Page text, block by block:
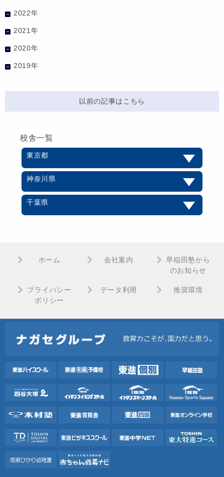
2022年
2021年
2020年
2019年
以前の記事はこちら
校舎一覧
東京都
神奈川県
千葉県
ホーム 会社案内
早稲田塾から
のお知らせ
プライバシー
ポリシー
データ利用 推奨環境